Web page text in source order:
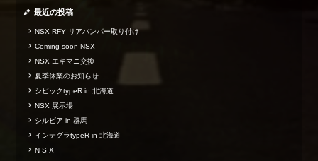
最近の投稿
NSX RFY リアバンパー取り付け
Coming soon NSX
NSX エキマニ交換
夏季休業のお知らせ
シビックtypeR in 北海道
NSX 展示場
シルビア in 群馬
インテグラtypeR in 北海道
N S X